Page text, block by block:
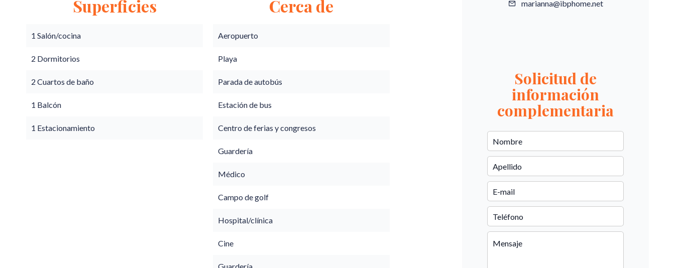
Superficies
1 Salón/cocina
2 Dormitorios
2 Cuartos de baño
1 Balcón
1 Estacionamiento
Cerca de
Aeropuerto
Playa
Parada de autobús
Estación de bus
Centro de ferias y congresos
Guardería
Médico
Campo de golf
Hospital/clínica
Cine
marianna@ibphome.net
Solicitud de
información
complementaria